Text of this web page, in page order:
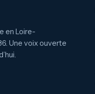
en Loire-
Une voix ouverte